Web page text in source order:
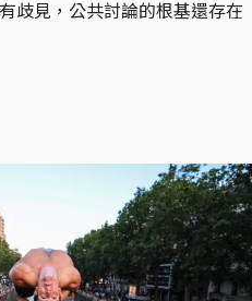
歧見，公共討論的根基還存在